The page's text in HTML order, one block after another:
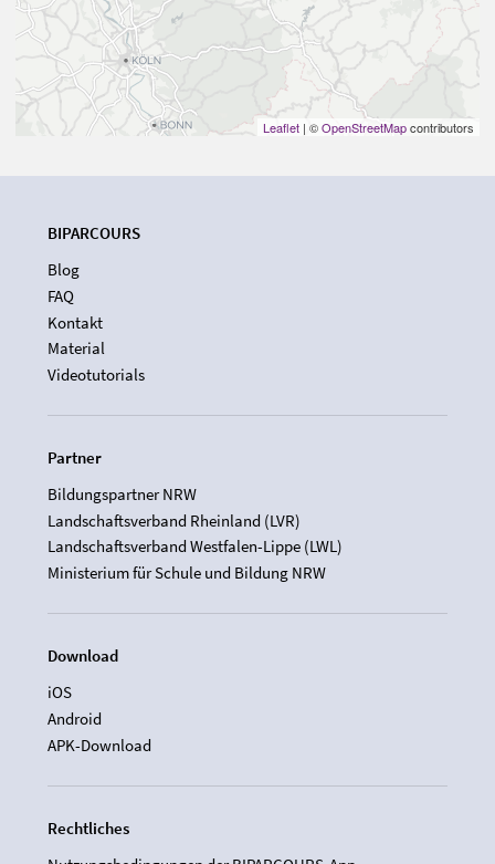
Leaflet | ©OpenStreetMapcontributors
BIPARCOURS
Blog
FAQ
Kontakt
Material
Videotutorials
Partner
Bildungspartner NRW
Landschaftsverband Rheinland (LVR)
Landschaftsverband Westfalen-Lippe (LWL)
Ministerium für Schule und Bildung NRW
Download
iOS
Android
APK-Download
Rechtliches